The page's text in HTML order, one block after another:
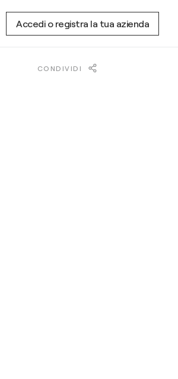
Accedi o registra la tua azienda
CONDIVIDI